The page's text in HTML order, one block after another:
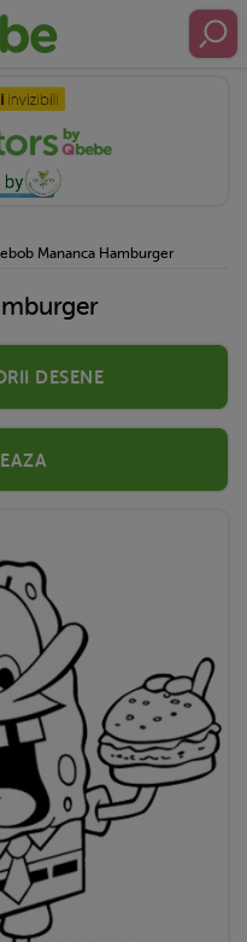
Mananca Hamburger
desene